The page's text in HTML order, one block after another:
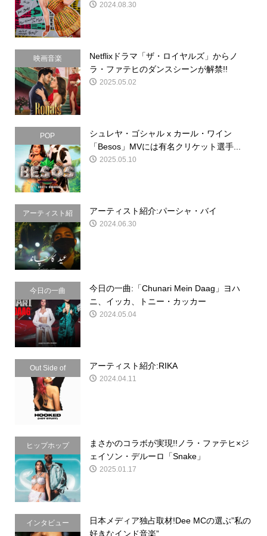
2024.08.30
映画音楽
Netflixドラマ「ザ・ロイヤルズ」からノ
ラ・ファテヒのダンスシーンが解禁!!
2025.05.02
POP
シュレヤ・ゴシャル x カール・ワイン
「Besos」MVには有名クリケット選手...
2025.05.10
アーティスト紹
介
アーティスト紹介:パーシャ・バイ
2024.06.30
今日の一曲
今日の一曲:「Chunari Mein Daag」ヨハ
ニ、イッカ、トニー・カッカー
2024.05.04
Out Side of
Indian
アーティスト紹介:RIKA
2024.04.11
ヒップホップ
まさかのコラボが実現!!ノラ・ファテヒ×ジ
ェイソン・デルーロ「Snake」
2025.01.17
インタビュー
日本メディア独占取材!Dee MCの選ぶ”私の
好きなインド音楽”